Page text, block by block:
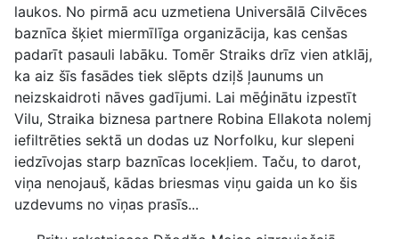
laukos. No pirmā acu uzmetiena Universālā Cilvēces
baznīca šķiet miermīlīga organizācija, kas cenšas
padarīt pasauli labāku. Tomēr Straiks drīz vien atklāj,
ka aiz šīs fasādes tiek slēpts dziļš ļaunums un
neizskaidroti nāves gadījumi. Lai mēģinātu izpestīt
Vilu, Straika biznesa partnere Robina Ellakota nolemj
iefiltrēties sektā un dodas uz Norfolku, kur slepeni
iedzīvojas starp baznīcas locekļiem. Taču, to darot,
viņa nenojauš, kādas briesmas viņu gaida un ko šis
uzdevums no viņas prasīs...